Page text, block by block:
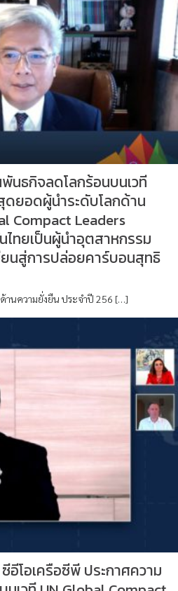
นธกิจลดโลกร้อนบนเวที
ดยอดผู้นำระดับโลกด้าน
Compact Leaders
ทยเป็นผู้นำอุตสาหกรรม
ยนสู่การปล่อยคาร์บอนสุทธิ
านความยั่งยืน ประจำปี 256 […]
โอเครือซีพี ประกาศความ